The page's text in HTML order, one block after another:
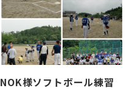
NOK様ソフトボール練習